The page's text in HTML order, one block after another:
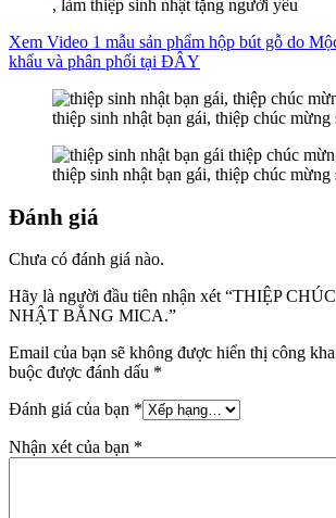
, làm thiệp sinh nhật tặng người yêu
Xem Video 1 mẫu sản phẩm hộp bút gỗ do
khẩu và phân phối tại ĐÂY
thiệp sinh nhật bạn gái, thiệp chúc
thiệp sinh nhật bạn gái, thiệp chúc
Đánh giá
Chưa có đánh giá nào.
Hãy là người đầu tiên nhận xét “THIỆP
NHẬT BẰNG MICA.”
Email của bạn sẽ không được hiển thị công
buộc được đánh dấu *
Đánh giá của bạn *
Nhận xét của bạn *